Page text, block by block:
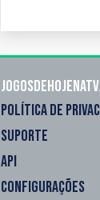
POLÍTICA DE
SUPORTE
API
CONFIGURAÇÕES